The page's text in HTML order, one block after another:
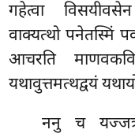
गहेत्वा
वाक्यत्थो पनेतस्मिं
आचरति
यथावुत्तमत्थद्वयं
ननु च